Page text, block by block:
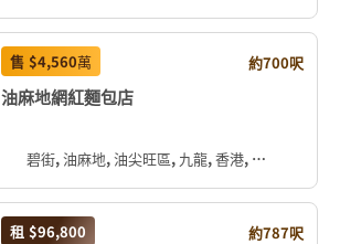
售 $4,560萬 約700呎
油麻地網紅麵包店
碧街, 油麻地, 油尖旺區, 九龍, 香港, 中国
租 $96,800 約787呎